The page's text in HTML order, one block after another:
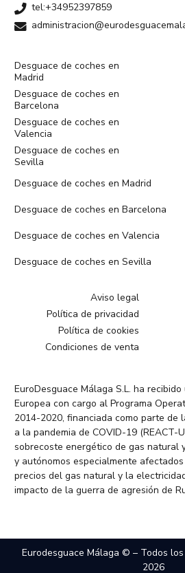
tel:+34952397859
Desguace de coches en
Madrid
Desguace de coches en
Barcelona
Desguace de coches en
Valencia
Desguace de coches en
Sevilla
Desguace de coches en Madrid
Desguace de coches en Barcelona
Desguace de coches en Valencia
Desguace de coches en Sevilla
Aviso legal
Política de privacidad
Política de cookies
Condiciones de venta
EuroDesguace Málaga S.L. ha
Europea con cargo al Programa
2014-2020, financiada como parte de
a la pandemia de COVID-19 (REACT-
sobrecoste energético de gas natural
y autónomos especialmente
precios del gas natural y la
impacto de la guerra de agresión de
Eurodesguace Málaga © – Todos
2026